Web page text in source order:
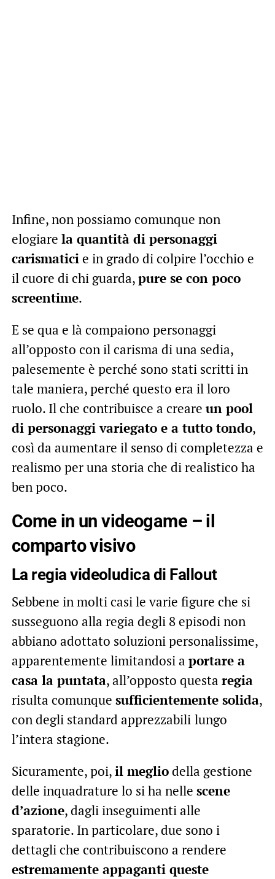
Infine, non possiamo comunque non
elogiare la quantità di personaggi
carismaticie in grado di colpire l’occhio e
il cuore di chi guarda,pure se con poco
screentime.
E se qua e là compaiono personaggi
all’opposto con il carisma di una sedia,
palesemente è perché sono stati scritti in
tale maniera, perché questo era il loro
ruolo. Il che contribuisce a creare un pool
di personaggi variegato e a tutto tondo,
così da aumentare il senso di completezza e
realismo per una storia che di realistico ha
ben poco.
Come in un videogame – il
comparto visivo
La regia videoludica di Fallout
Sebbene in molti casi le varie figure che si
susseguono alla regia degli 8 episodi non
abbiano adottato soluzioni personalissime,
apparentemente limitandosi a portare a
casa la puntata, all’opposto questa regia
risulta comunque sufficientemente solida,
con degli standard apprezzabili lungo
l’intera stagione.
Sicuramente, poi,il megliodella gestione
delle inquadrature lo si ha nelle scene
d’azione, dagli inseguimenti alle
sparatorie. In particolare, due sono i
dettagli che contribuiscono a rendere
estremamente appaganti queste